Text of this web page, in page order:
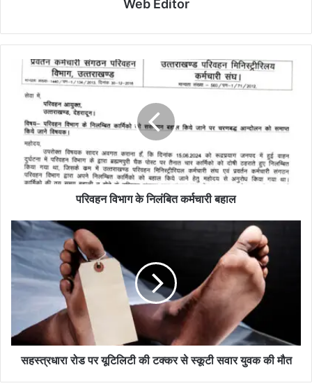
Web Editor
परिवहन विभाग के निलंबित कर्मचारी बहाल
सहस्त्रधारा रोड पर यूटिलिटी की टक्कर से स्कूटी सवार युवक की मौत